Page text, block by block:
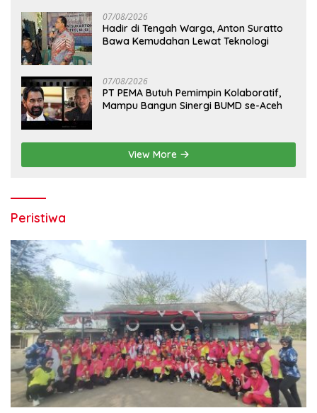
07/08/2026
Hadir di Tengah Warga, Anton Suratto
Bawa Kemudahan Lewat Teknologi
07/08/2026
PT PEMA Butuh Pemimpin Kolaboratif,
Mampu Bangun Sinergi BUMD se-Aceh
View More
Peristiwa